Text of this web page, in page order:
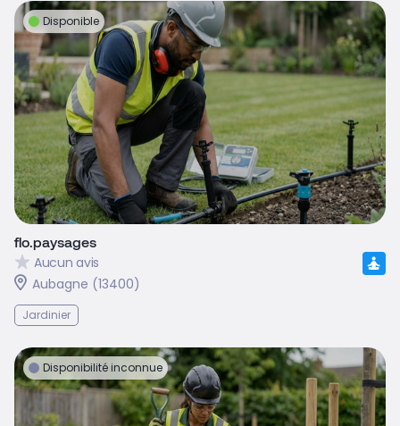
Disponible
flo.paysages
Aucun avis
Aubagne (13400)
Jardinier
Disponibilité inconnue